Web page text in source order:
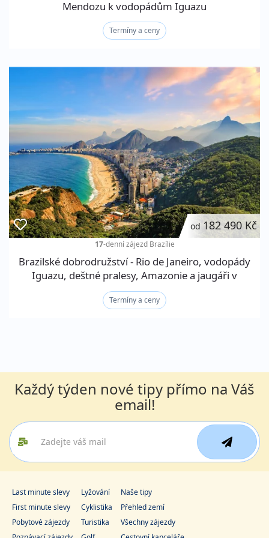
Mendozu k vodopádům Iguazu
Termíny a ceny
od 182 490 Kč
17-denní zájezd Brazílie
Brazilské dobrodružství - Rio de Janeiro, vodopády
Iguazu, deštné pralesy, Amazonie a jaugáři v
Pantanalu
Termíny a ceny
Každý týden nové tipy přímo na Váš
email!
Last minute slevy
First minute slevy
Pobytové zájezdy
Lyžování
Cyklistika
Turistika
Naše tipy
Přehled zemí
Všechny zájezdy